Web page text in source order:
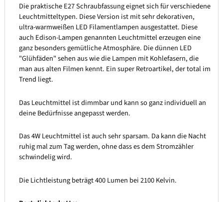
Die praktische E27 Schraubfassung eignet sich für verschiedene
Leuchtmitteltypen. Diese Version ist mit sehr dekorativen,
ultra-warmweißen LED Filamentlampen ausgestattet. Diese
auch Edison-Lampen genannten Leuchtmittel erzeugen eine
ganz besonders gemütliche Atmosphäre. Die dünnen LED
"Glühfäden" sehen aus wie die Lampen mit Kohlefasern, die
man aus alten Filmen kennt. Ein super Retroartikel, der total im
Trend liegt.
Das Leuchtmittel ist dimmbar und kann so ganz individuell an
deine Bedürfnisse angepasst werden.
Das 4W Leuchtmittel ist auch sehr sparsam. Da kann die Nacht
ruhig mal zum Tag werden, ohne dass es dem Stromzähler
schwindelig wird.
Die Lichtleistung beträgt 400 Lumen bei 2100 Kelvin.